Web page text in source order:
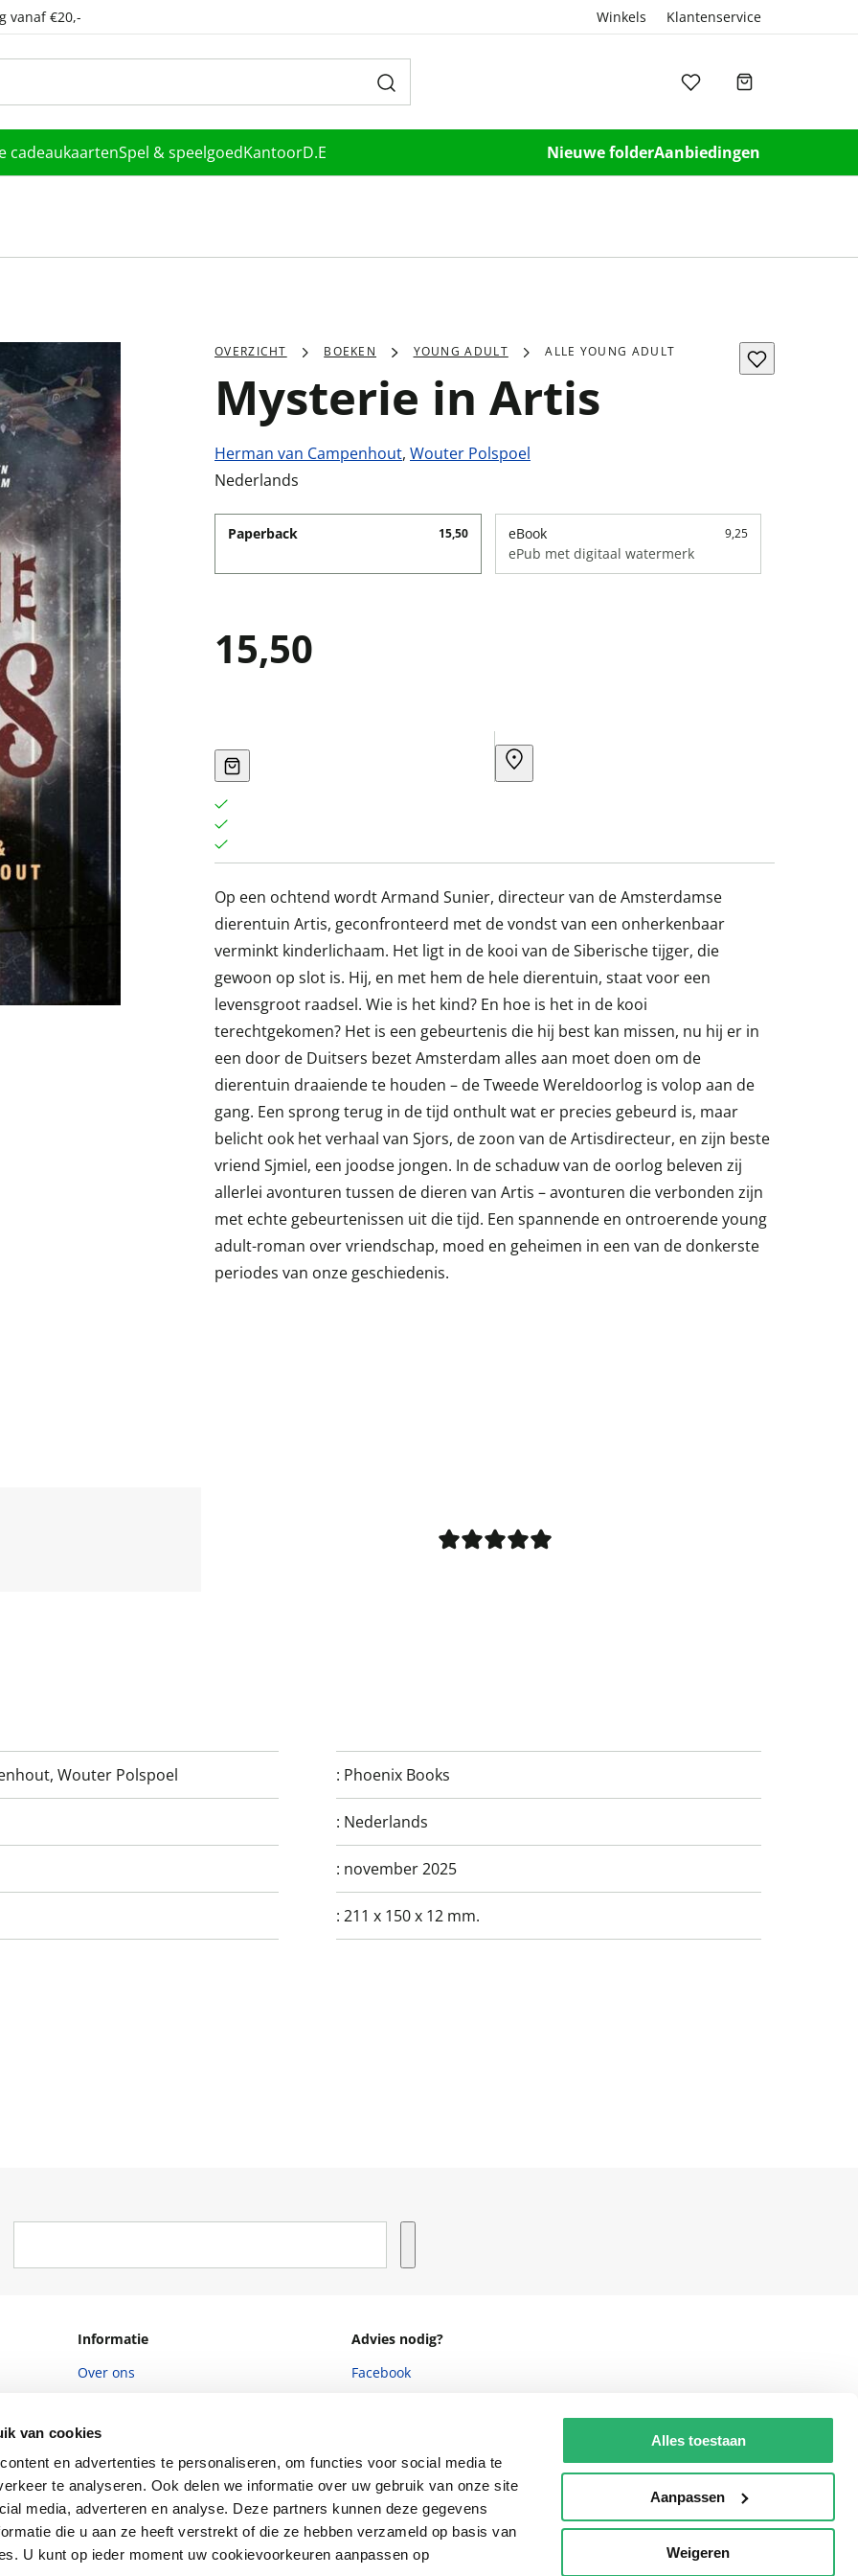
van cookies
en advertenties te personaliseren, om functies voor social media te
te analyseren. Ook delen we informatie over uw gebruik van onze site
media, adverteren en analyse. Deze partners kunnen deze gegevens
die u aan ze heeft verstrekt of die ze hebben verzameld op basis van
U kunt op ieder moment uw cookievoorkeuren aanpassen op
Alles toestaan
Aanpassen
Weigeren
vanaf €20,- Winkels Klantenservice
cadeaukaartenSpel & speelgoedKantoorD.E Nieuwe folderAanbiedingen
OVERZICHT BOEKEN YOUNG ADULT ALLE YOUNG ADULT
Mysterie in Artis
Herman van Campenhout, Wouter Polspoel
Nederlands
Paperback 15,50 eBook 9,25
ePub met digitaal watermerk
15,50
Op een ochtend wordt Armand Sunier, directeur van de Amsterdamse
dierentuin Artis, geconfronteerd met de vondst van een onherkenbaar
verminkt kinderlichaam. Het ligt in de kooi van de Siberische tijger, die
gewoon op slot is. Hij, en met hem de hele dierentuin, staat voor een
levensgroot raadsel. Wie is het kind? En hoe is het in de kooi
terechtgekomen? Het is een gebeurtenis die hij best kan missen, nu hij er in
een door de Duitsers bezet Amsterdam alles aan moet doen om de
dierentuin draaiende te houden – de Tweede Wereldoorlog is volop aan de
gang. Een sprong terug in de tijd onthult wat er precies gebeurd is, maar
belicht ook het verhaal van Sjors, de zoon van de Artisdirecteur, en zijn beste
vriend Sjmiel, een joodse jongen. In de schaduw van de oorlog beleven zij
allerlei avonturen tussen de dieren van Artis – avonturen die verbonden zijn
met echte gebeurtenissen uit die tijd. Een spannende en ontroerende young
adult-roman over vriendschap, moed en geheimen in een van de donkerste
periodes van onze geschiedenis.
, Wouter Polspoel : Phoenix Books
: Nederlands
: november 2025
:211 x 150 x 12 mm.
Informatie
Over ons
Winkels en openingstijden
Cadeaukaart
Ondernemer worden
Vulnerability Disclosure policy
Advies nodig?
Facebook
088 - 133 84 32